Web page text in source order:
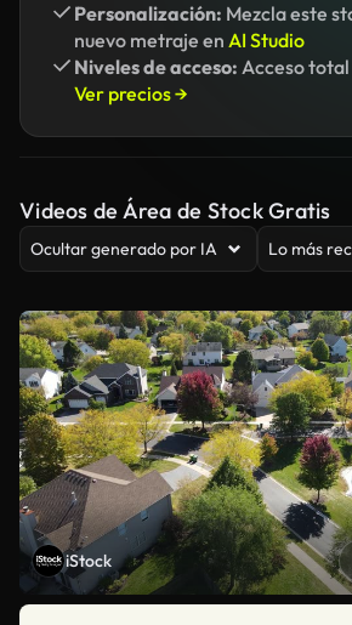
Personalización: Mezcla este
nuevo metraje en AI Studio
Niveles de acceso: Acceso
Ver precios →
Videos de Área de Stock Gratis
Ocultar generado por IA Lo más
iStock